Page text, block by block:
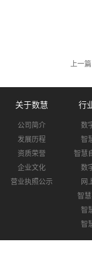
上一篇
关于数慧
公司简介
发展历程
资质荣誉
企业文化
营业执照公示
行
数
智
智慧
数
网
智
智
智